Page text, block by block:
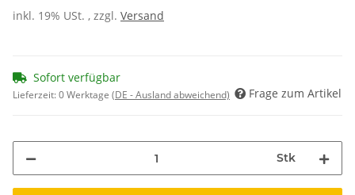
inkl. 19% USt. , zzgl. Versand
Sofort verfügbar
Lieferzeit:0 Werktage (DE - Ausland abweichend) Frage zum Artikel
Stk